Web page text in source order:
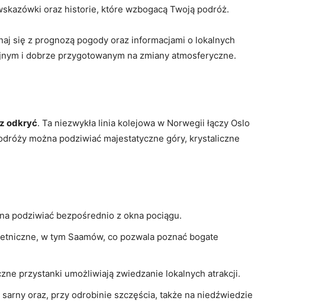
oraz historie, które wzbogacą⁤ Twoją podróż.
‌się z⁢ prognozą pogody oraz informacjami ⁤o lokalnych
i dobrze przygotowanym na zmiany atmosferyczne.
odkryć. Ta niezwykła linia kolejowa w ⁢Norwegii łączy Oslo
można ⁣podziwiać majestatyczne góry, krystaliczne
⁢podziwiać‌ bezpośrednio​ z okna ​pociągu.
w tym⁣ Saamów, ‍co pozwala poznać⁢ bogate​
​przystanki umożliwiają zwiedzanie lokalnych atrakcji.
oraz, przy⁣ odrobinie szczęścia, ​także na niedźwiedzie